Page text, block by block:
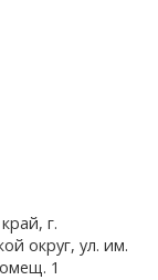
г.
округ, ул. им.
1